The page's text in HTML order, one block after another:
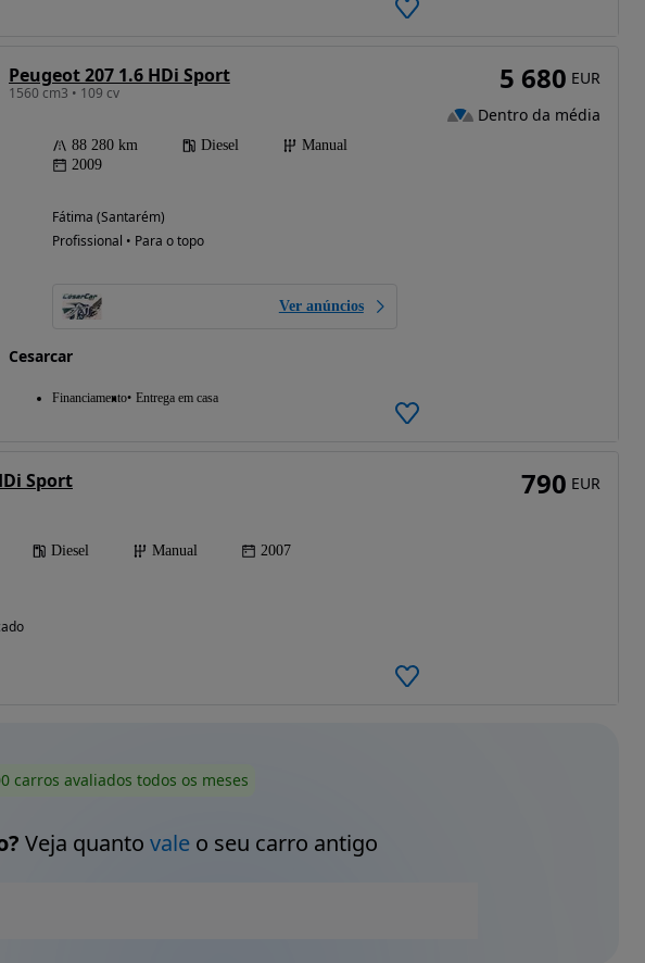
Peugeot 207 1.6 HDi Sport
1560 cm3 • 109 cv
88 280 km Diesel
Manual
2009
Fátima (Santarém)
Profissional • Para o topo
Ver anúncios
Cesarcar
Financiamento Entrega em casa
5 680 EUR
Dentro da média
Sport
Diesel Manual 2007
790 EUR
carros avaliados todos os meses
Veja quanto valeo seu carro antigo